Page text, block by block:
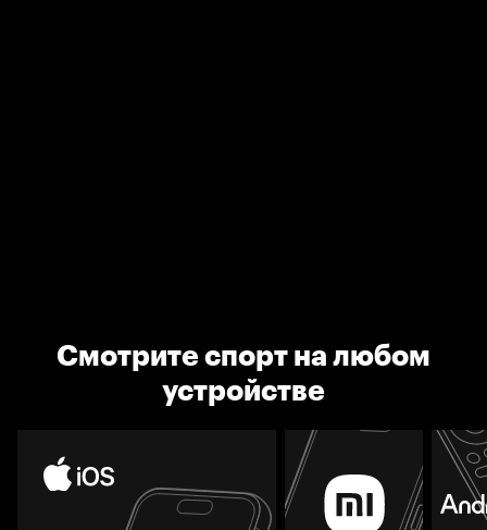
Смотрите спорт на любом
устройстве